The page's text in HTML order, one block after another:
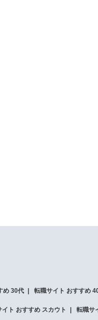
め 30代 転職サイト おすすめ
イト おすすめ スカウト 転職サ